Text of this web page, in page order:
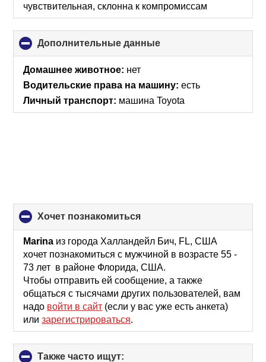
чувствительная, склонна к компромиссам
Дополнительные данные
to
Домашнее животное: нет
Водительские права на машину: есть
Личный транспорт: машина Toyota
хочет познакомиться
to
collapse
contents
Marina из города Халландейл Бич, FL, США
хочет познакомиться с мужчиной в возрасте 55 -
73 лет в районе Флорида, США.
Чтобы отправить ей сообщение, а также
общаться с тысячами других пользователей, вам
надо войти в сайт (если у вас уже есть анкета)
илизарегистрироваться.
Также часто ищут: